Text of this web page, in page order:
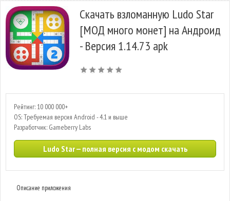
Скачать взломанную Ludo Star
[МОД много монет] на Андроид
- Версия 1.14.73 apk
Рейтинг: 10 000 000+
OS: Требуемая версия Android - 4.1 и выше
Разработчик: Gameberry Labs
Ludo Star — полная версия с модом скачать
Описание приложения